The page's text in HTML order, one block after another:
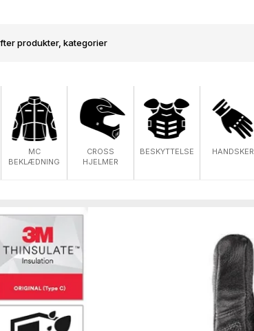
MC
BEKLÆDNING
CROSS
HJELMER
BESKYTTELSE HANDSKER